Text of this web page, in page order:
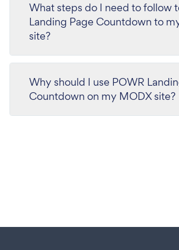
What steps do I need to follow
Landing Page Countdown to
site?
Why should I use POWR
Countdown on my MODX site?